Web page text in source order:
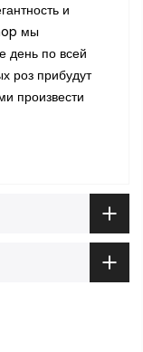
и
мы
день по всей
роз прибудут
произвести